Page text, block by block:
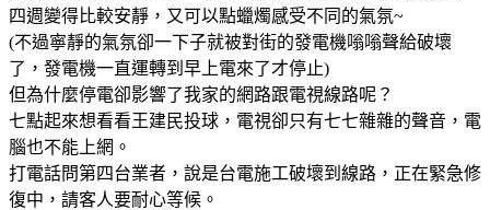
四週變得比較安靜，又可以點蠟燭感受不同的氣氛~
(不過寧靜的氣氛卻一下子就被對街的發電機嗡嗡聲給破壞
了，發電機一直運轉到早上電來了才停止)
但為什麼停電卻影響了我家的網路跟電視線路呢？
七點起來想看看王建民投球，電視卻只有七七雜雜的聲音，電
腦也不能上網。
打電話問第四台業者，說是台電施工破壞到線路，正在緊急修
復中，請客人要耐心等候。